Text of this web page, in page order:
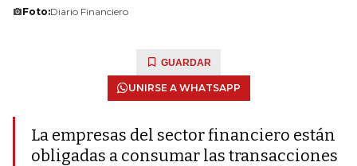
Foto:Diario Financiero
GUARDAR
UNIRSE A WHATSAPP
La empresas del sector financiero están
obligadas a consumar las transacciones